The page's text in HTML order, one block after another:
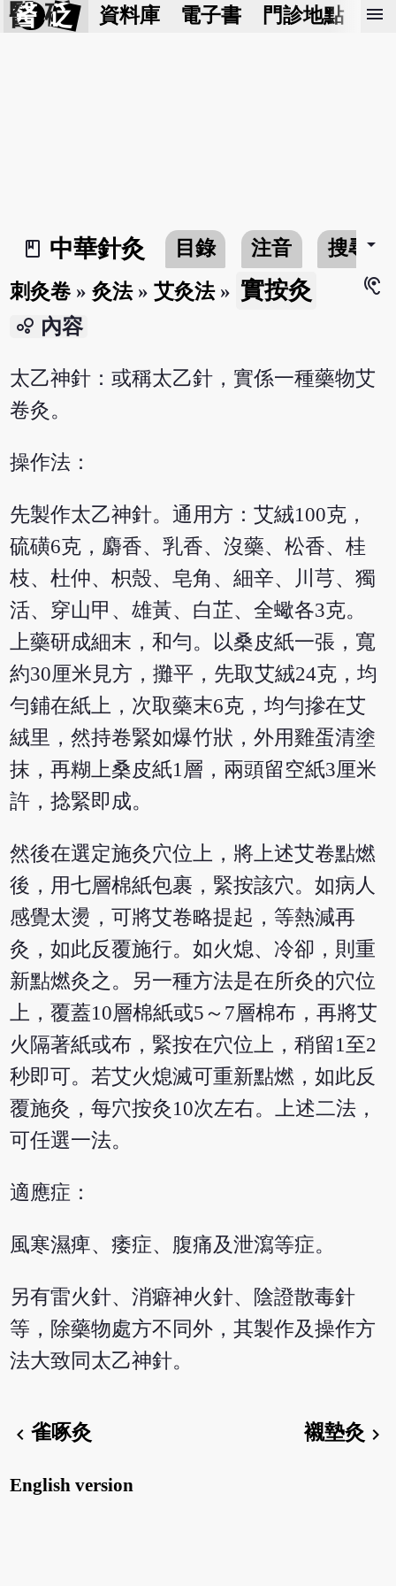
醫 砭 資料庫 電子書 門診地點 預
menu
book_2
中華針灸 目錄 注音 搜尋arrow_drop_down
刺灸卷 »灸法»艾灸法» 實按灸
hearing
bubble_chart 內容
太乙神針：或稱太乙針，實係一種藥物艾
卷灸。
操作法：
先製作太乙神針。通用方：艾絨100克，
硫磺6克，麝香、乳香、沒藥、松香、桂
枝、杜仲、枳殼、皂角、細辛、川芎、獨
活、穿山甲、雄黃、白芷、全蠍各3克。
上藥研成細末，和勻。以桑皮紙一張，寬
約30厘米見方，攤平，先取艾絨24克，均
勻鋪在紙上，次取藥末6克，均勻摻在艾
絨里，然持卷緊如爆竹狀，外用雞蛋清塗
抹，再糊上桑皮紙1層，兩頭留空紙3厘米
許，捻緊即成。
然後在選定施灸穴位上，將上述艾卷點燃
後，用七層棉紙包裹，緊按該穴。如病人
感覺太燙，可將艾卷略提起，等熱減再
灸，如此反覆施行。如火熄、冷卻，則重
新點燃灸之。另一種方法是在所灸的穴位
上，覆蓋10層棉紙或5～7層棉布，再將艾
火隔著紙或布，緊按在穴位上，稍留1至2
秒即可。若艾火熄滅可重新點燃，如此反
覆施灸，每穴按灸10次左右。上述二法，
可任選一法。
適應症：
風寒濕痺、痿症、腹痛及泄瀉等症。
另有雷火針、消癖神火針、陰證散毒針
等，除藥物處方不同外，其製作及操作方
法大致同太乙神針。
chevron_left雀啄灸 襯墊灸chevron_right
English version